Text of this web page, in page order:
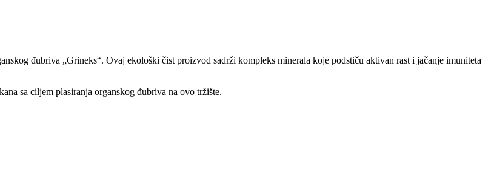
đubriva „Grineks“. Ovaj ekološki čist proizvod sadrži kompleks minerala koje podstiču aktivan rast i jačanje imuniteta
sa ciljem plasiranja organskog đubriva na ovo tržište.